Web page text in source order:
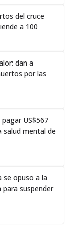
del cruce
a 100
dan a
por las
US$567
salud mental de
se opuso a la
suspender